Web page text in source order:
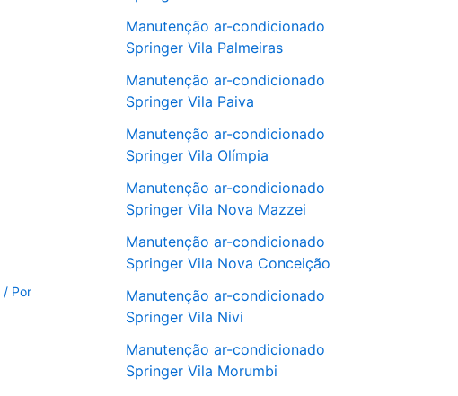
/ Por
Manutenção ar-condicionado
Springer Vila Palmeiras
Manutenção ar-condicionado
Springer Vila Paiva
Manutenção ar-condicionado
Springer Vila Olímpia
Manutenção ar-condicionado
Springer Vila Nova Mazzei
Manutenção ar-condicionado
Springer Vila Nova Conceição
Manutenção ar-condicionado
Springer Vila Nivi
Manutenção ar-condicionado
Springer Vila Morumbi